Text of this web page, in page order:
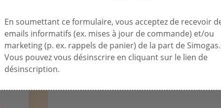
La spatule SPA04 est certifiée NSF.
En soumettant ce formulaire, vous acceptez de recevoir
emails informatifs (ex. mises à jour de commande) et/ou
marketing (p. ex. rappels de panier) de la part de Simogas.
Vous pouvez vous désinscrire en cliquant sur le lien de
désinscription.